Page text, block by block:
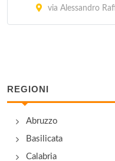
via Alessandro
REGIONI
Abruzzo
Basilicata
Calabria